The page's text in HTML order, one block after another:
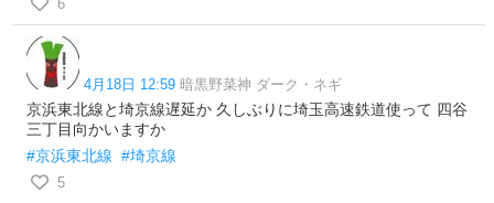
6
4月18日 12:59 暗黒野菜神 ダーク・ネギ
京浜東北線と埼京線遅延か 久しぶりに埼玉高速鉄道使って 四谷
三丁目向かいますか
#京浜東北線 #埼京線
5